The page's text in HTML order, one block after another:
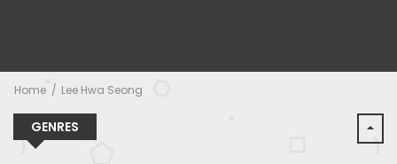
Home Lee Hwa Seong
GENRES